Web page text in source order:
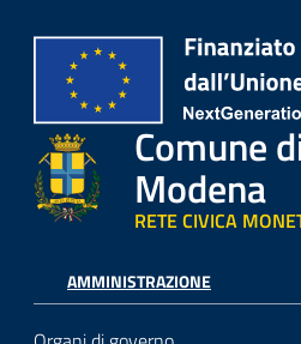
Comune
Modena
RETE CIVICA
AMMINISTRAZIONE